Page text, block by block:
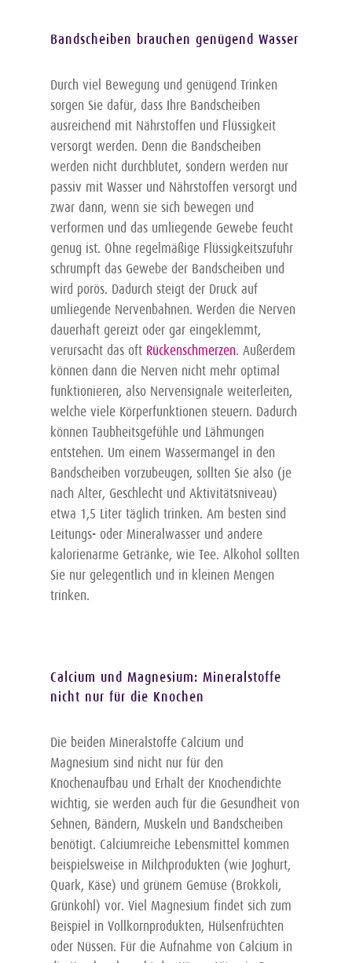
Bandscheiben brauchen genügend Wasser
Durch viel Bewegung und genügend Trinken
sorgen Sie dafür, dass Ihre Bandscheiben
ausreichend mit Nährstoffen und Flüssigkeit
versorgt werden. Denn die Bandscheiben
werden nicht durchblutet, sondern werden nur
passiv mit Wasser und Nährstoffen versorgt und
zwar dann, wenn sie sich bewegen und
verformen und das umliegende Gewebe feucht
genug ist. Ohne regelmäßige Flüssigkeitszufuhr
schrumpft das Gewebe der Bandscheiben und
wird porös. Dadurch steigt der Druck auf
umliegende Nervenbahnen. Werden die Nerven
dauerhaft gereizt oder gar eingeklemmt,
verursacht das oft Rückenschmerzen. Außerdem
können dann die Nerven nicht mehr optimal
funktionieren, also Nervensignale weiterleiten,
welche viele Körperfunktionen steuern. Dadurch
können Taubheitsgefühle und Lähmungen
entstehen. Um einem Wassermangel in den
Bandscheiben vorzubeugen, sollten Sie also (je
nach Alter, Geschlecht und Aktivitätsniveau)
etwa 1,5 Liter täglich trinken. Am besten sind
Leitungs- oder Mineralwasser und andere
kalorienarme Getränke, wie Tee. Alkohol sollten
Sie nur gelegentlich und in kleinen Mengen
trinken.
Calcium und Magnesium: Mineralstoffe
nicht nur für die Knochen
Die beiden Mineralstoffe Calcium und
Magnesium sind nicht nur für den
Knochenaufbau und Erhalt der Knochendichte
wichtig, sie werden auch für die Gesundheit von
Sehnen, Bändern, Muskeln und Bandscheiben
benötigt. Calciumreiche Lebensmittel kommen
beispielsweise in Milchprodukten (wie Joghurt,
Quark, Käse) und grünem Gemüse (Brokkoli,
Grünkohl) vor. Viel Magnesium findet sich zum
Beispiel in Vollkornprodukten, Hülsenfrüchten
oder Nüssen. Für die Aufnahme von Calcium in
Doloctan®